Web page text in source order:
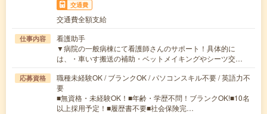
交通費
交通費全額支給
仕事内容
看護助手
▼病院の一般病棟にて看護師さんのサポート！具体的に
は、・車いす搬送の補助・ベットメイキングやシーツ交…
応募資格
職種未経験OK / ブランクOK / パソコンスキル不要 / 英語力不
要
■無資格・未経験OK！■年齢・学歴不問！ブランクOK!■10名
以上採用予定！■履歴書不要■社会保険完…